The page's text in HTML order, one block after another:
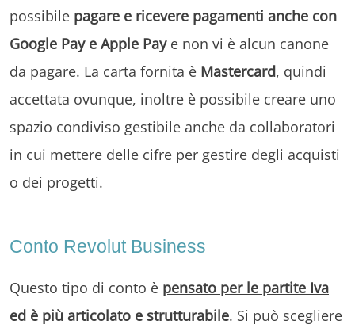
possibile pagare e ricevere pagamenti anche con
Google Pay e Apple Paye non vi è alcun canone
da pagare. La carta fornita è Mastercard, quindi
accettata ovunque, inoltre è possibile creare uno
spazio condiviso gestibile anche da collaboratori
in cui mettere delle cifre per gestire degli acquisti
o dei progetti.
Conto Revolut Business
Questo tipo di conto è pensato per le partite Iva
ed è più articolato e strutturabile. Si può scegliere